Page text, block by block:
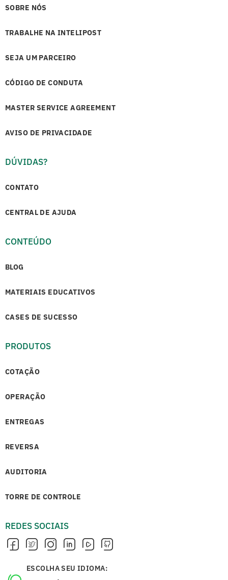
SOBRE NÓS
TRABALHE NA INTELIPOST
SEJA UM PARCEIRO
CÓDIGO DE CONDUTA
MASTER SERVICE AGREEMENT
AVISO DE PRIVACIDADE
DÚVIDAS?
CONTATO
CENTRAL DE AJUDA
CONTEÚDO
BLOG
MATERIAIS EDUCATIVOS
CASES DE SUCESSO
PRODUTOS
COTAÇÃO
OPERAÇÃO
ENTREGAS
REVERSA
AUDITORIA
TORRE DE CONTROLE
REDES SOCIAIS
ESCOLHA SEU IDIOMA: